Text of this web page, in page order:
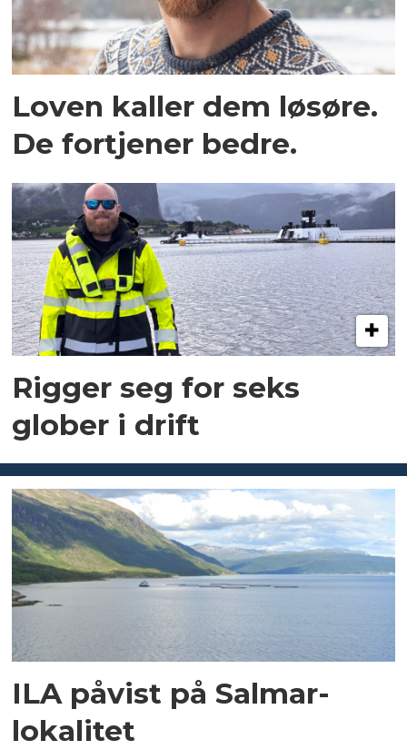
Loven kaller dem løsøre.
De fortjener bedre.
Rigger seg for seks
glober i drift
ILA påvist på Salmar-
lokalitet